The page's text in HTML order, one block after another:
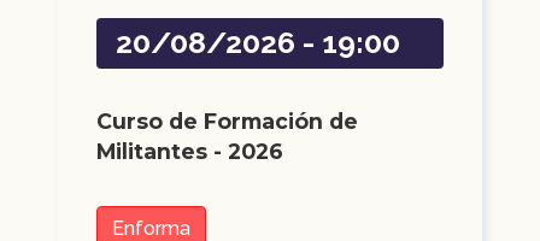
20/08/2026 - 19:00
Curso de Formación de
Militantes - 2026
Enforma